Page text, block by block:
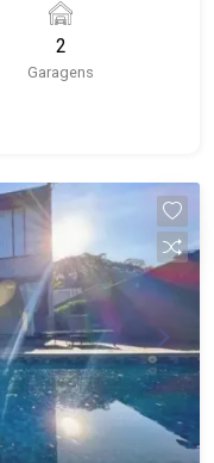
2
Garagens